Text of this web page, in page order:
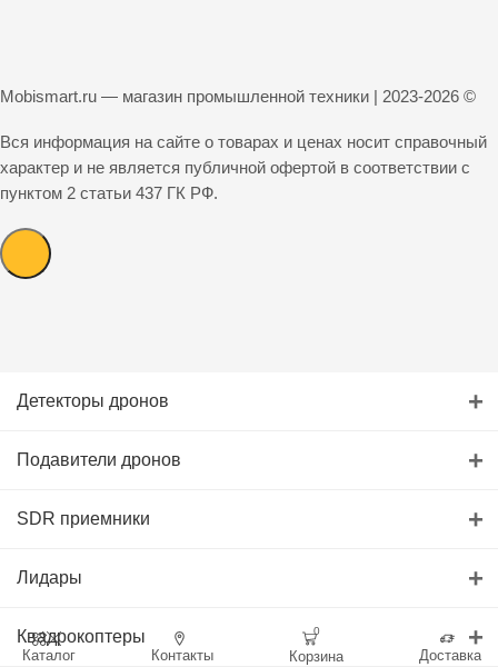
Каталог Контакты
0
Корзина Доставка
Mobismart.ru — магазин промышленной техники | 2023-2026 ©
Вся информация на сайте о товарах и ценах носит справочный
характер и не является публичной офертой в соответствии с
пунктом 2 статьи 437 ГК РФ.
Детекторы дронов +
Подавители дронов +
SDR приемники +
Лидары +
Квадрокоптеры +